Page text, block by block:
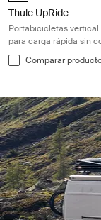
Thule UpRide
Portabicicletas
para carga rápida sin
el cuadro
Comparar